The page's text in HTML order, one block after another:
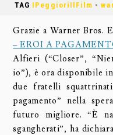
TAG IPeggioriIlFilm -
Grazie a Warner Bros.
– EROI A
Alfieri (“Closer”,
io”), è ora disponibile
due fratelli
pagamento” nella
futuro migliore. “È
sgangherati”, ha